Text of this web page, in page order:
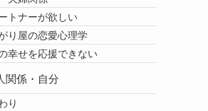
トナーが欲しい
り屋の恋愛心理学
幸せを応援できない
関係・自分
り